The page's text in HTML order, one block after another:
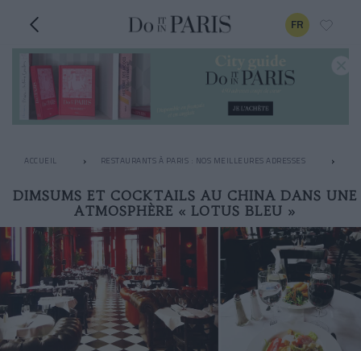
FR
ACCUEIL RESTAURANTS À PARIS : NOS MEILLEURES ADRESSES
DIMSUMS ET COCKTAILS AU CHINA DANS UNE
ATMOSPHÈRE « LOTUS BLEU »